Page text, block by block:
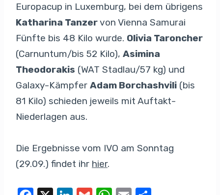
Europacup in Luxemburg, bei dem übrigens
Katharina Tanzervon Vienna Samurai
Fünfte bis 48 Kilo wurde. Olivia Taroncher
(Carnuntum/bis 52 Kilo), Asimina
Theodorakis (WAT Stadlau/57 kg) und
Galaxy-Kämpfer Adam Borchashvili (bis
81 Kilo) schieden jeweils mit Auftakt-
Niederlagen aus.
Die Ergebnisse vom IVO am Sonntag
(29.09.) findet ihr hier.